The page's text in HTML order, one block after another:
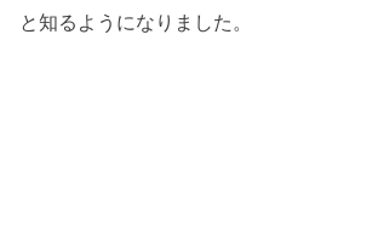
と知るようになりました。